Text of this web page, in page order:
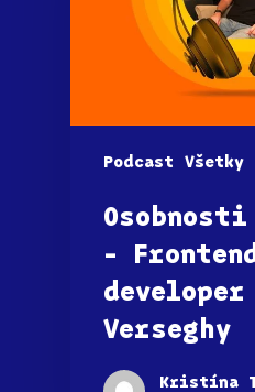
Podcast Všetky
–
Verseghy
Kristína